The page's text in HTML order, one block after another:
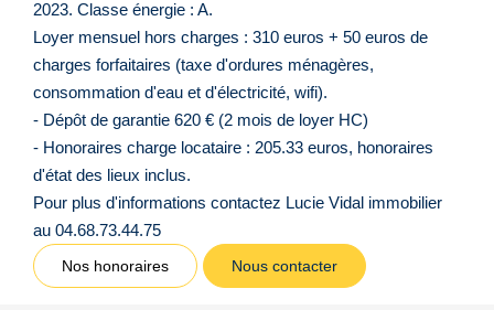
2023. Classe énergie : A.
Loyer mensuel hors charges : 310 euros + 50 euros de
charges forfaitaires (taxe d'ordures ménagères,
consommation d'eau et d'électricité, wifi).
- Dépôt de garantie 620 € (2 mois de loyer HC)
- Honoraires charge locataire : 205.33 euros, honoraires
d'état des lieux inclus.
Pour plus d'informations contactez Lucie Vidal immobilier
au 04.68.73.44.75
Nos honoraires Nous contacter